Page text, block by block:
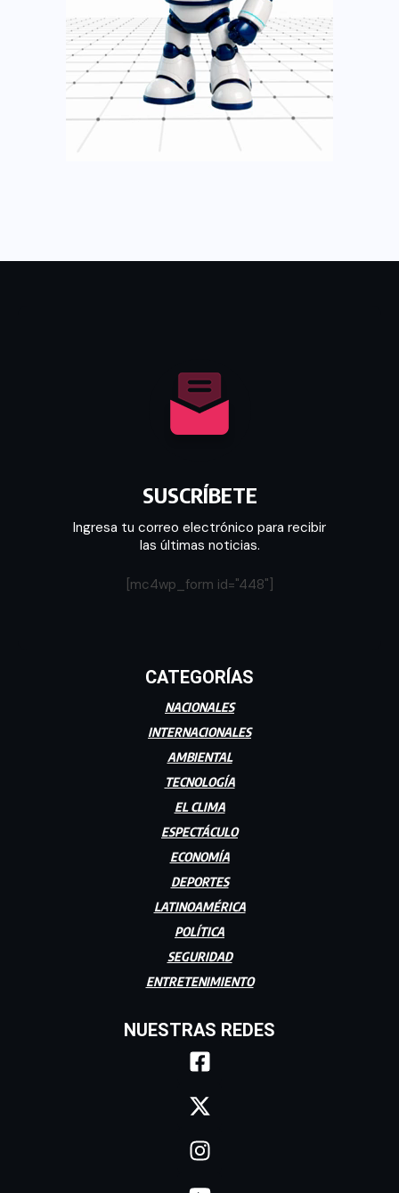
SUSCRÍBETE
Ingresa tu correo electrónico para recibir
las últimas noticias.
[mc4wp_form id="448"]
CATEGORÍAS
NACIONALES
INTERNACIONALES
AMBIENTAL
TECNOLOGÍA
EL CLIMA
ESPECTÁCULO
ECONOMÍA
DEPORTES
LATINOAMÉRICA
POLÍTICA
SEGURIDAD
ENTRETENIMIENTO
NUESTRAS REDES